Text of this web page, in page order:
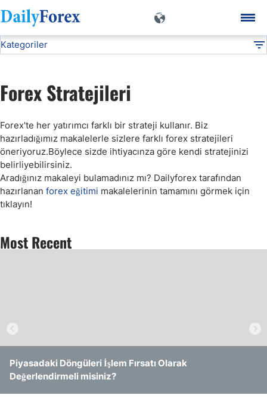
DF Forex Öğrenin Forex Stratejileri
Kategoriler
İslami Forex
Forex ve İnsan Psikolojisi
Forex İndikatörler
Forex Stratejileri
Forex'te her yatırımcı farklı bir strateji kullanır. Biz
hazırladığımız makalelerle sizlere farklı forex stratejileri
öneriyoruz.Böylece sizde ihtiyacınza göre kendi stratejinizi
belirliyebilirsiniz.
Aradığınız makaleyi bulamadınız mı? Dailyforex tarafından
hazırlanan forex eğitimi makalelerinin tamamını görmek için
tıklayın!
Most Recent
Piyasadaki Döngüleri İşlem Fırsatı Olarak
Değerlendirmeli misiniz?
Altın ve Gümüş İşlemleri
Akımı Takip Eden İşlemlerde Girişler - Kırılma veya Geri
Çekilme?